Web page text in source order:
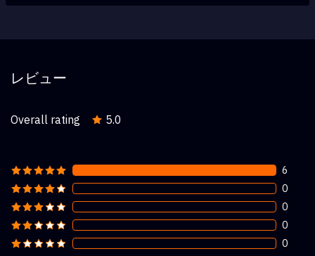
レビュー
Overall rating 5.0
6
0
0
0
0